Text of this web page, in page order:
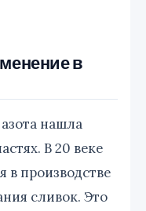
в
нашла
В 20 веке
в производстве
сливок. Это